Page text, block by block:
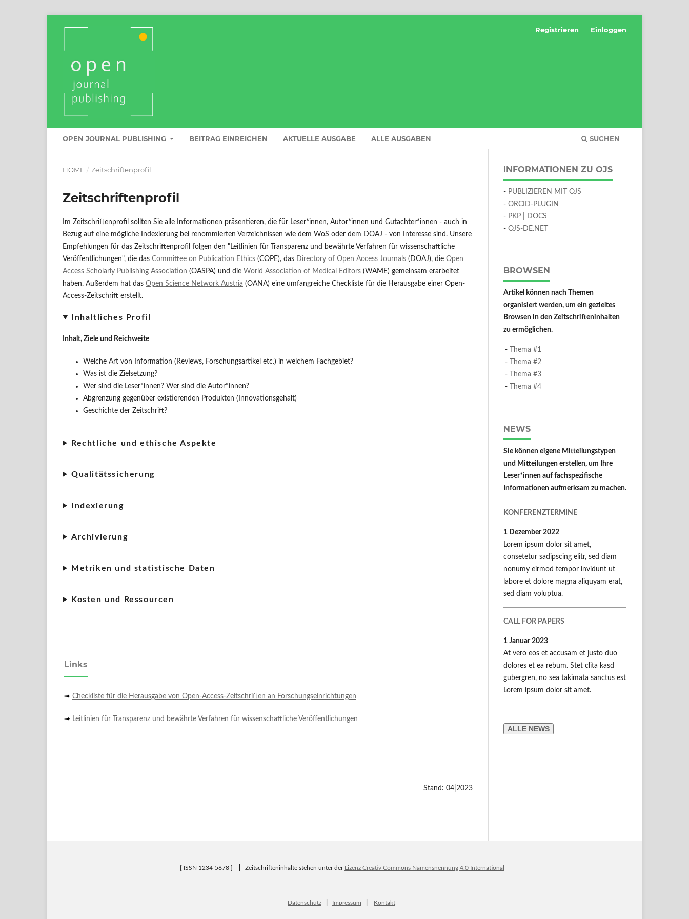
OPEN JOURNAL PUBLISHING BEITRAG EINREICHEN AKTUELLE AUSGABE ALLE AUSGABEN SUCHEN
Registrieren Einloggen
HOME / Zeitschriftenprofil
Zeitschriftenprofil
Im Zeitschriftenprofil sollten Sie alle Informationen präsentieren, die für Leser*innen, Autor*innen und Gutachter*innen - auch in
Bezug auf eine mögliche Indexierung bei renommierten Verzeichnissen wie dem WoS oder dem DOAJ - von Interesse sind. Unsere
Empfehlungen für das Zeitschriftenprofil folgen den "Leitlinien für Transparenz und bewährte Verfahren für wissenschaftliche
Veröffentlichungen", die das Committee on Publication Ethics (COPE), das Directory of Open Access Journals (DOAJ), die Open
Access Scholarly Publishing Association (OASPA) und die World Association of Medical Editors (WAME) gemeinsam erarbeitet
haben. Außerdem hat das Open Science Network Austria (OANA) eine umfangreiche Checkliste für die Herausgabe einer Open-
Access-Zeitschrift erstellt.
Inhaltliches Profil
Inhalt, Ziele und Reichweite
Welche Art von Information (Reviews, Forschungsartikel etc.) in welchem Fachgebiet?
Was ist die Zielsetzung?
Wer sind die Leser*innen? Wer sind die Autor*innen?
Abgrenzung gegenüber existierenden Produkten (Innovationsgehalt)
Geschichte der Zeitschrift?
Rechtliche und ethische Aspekte
Qualitätssicherung
Indexierung
Archivierung
Metriken und statistische Daten
Kosten und Ressourcen
Links
➟ Checkliste für die Herausgabe von Open-Access-Zeitschriften an Forschungseinrichtungen
➟ Leitlinien für Transparenz und bewährte Verfahren für wissenschaftliche Veröffentlichungen
Stand: 04|2023
INFORMATIONEN ZU OJS
- PUBLIZIEREN MIT OJS
- ORCID-PLUGIN
- PKP | DOCS
- OJS-DE.NET
BROWSEN
Artikel können nach Themen
organisiert werden, um ein gezieltes
Browsen in den Zeitschrifteninhalten
zu ermöglichen.
-
Thema #1
-
Thema #2
-
Thema #3
-
Thema #4
NEWS
Sie können eigene Mitteilungstypen
und Mitteilungen erstellen, um Ihre
Leser*innen auf fachspezifische
Informationen aufmerksam zu machen.
KONFERENZTERMINE
1 Dezember 2022
Lorem ipsum dolor sit amet,
consetetur sadipscing elitr, sed diam
nonumy eirmod tempor invidunt ut
labore et dolore magna aliquyam erat,
sed diam voluptua.
CALL FOR PAPERS
1 Januar 2023
At vero eos et accusam et justo duo
dolores et ea rebum. Stet clita kasd
gubergren, no sea takimata sanctus est
Lorem ipsum dolor sit amet.
ALLE NEWS
[ ISSN 1234-5678 ] Zeitschrifteninhalte stehen unter der Lizenz Creativ Commons Namensnennung 4.0 International
Datenschutz Impressum Kontakt